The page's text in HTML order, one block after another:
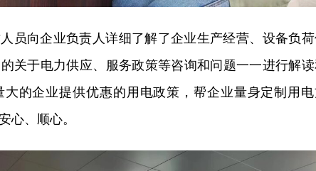
员向企业负责人详细了解了企业生产经营、设备负
关于电力供应、服务政策等咨询和问题一一进行解
的企业提供优惠的用电政策，帮企业量身定制用
心、顺心。